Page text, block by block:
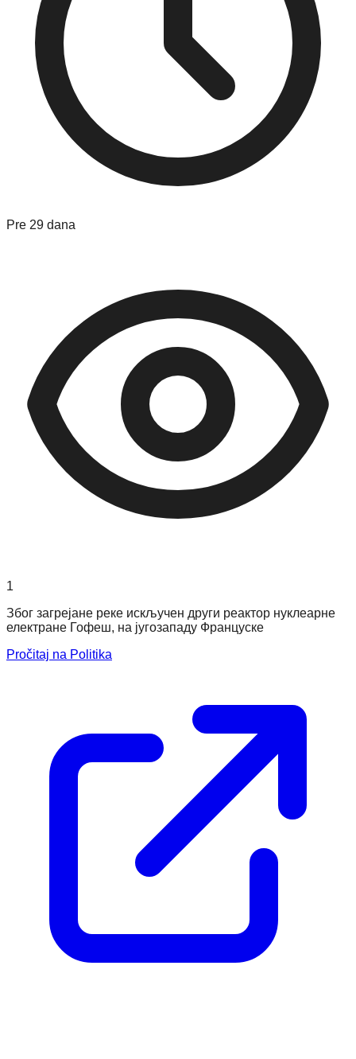
Pre 29 dana
1
Због загрејане реке искључен други реактор нуклеарне
електране Гофеш, на југозападу Француске
Pročitaj na Politika